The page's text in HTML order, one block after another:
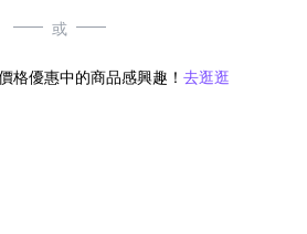
或
格優惠中的商品感興趣！ 去逛逛